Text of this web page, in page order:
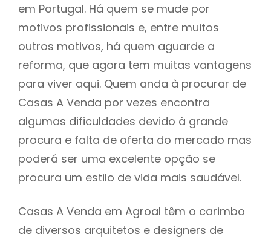
em Portugal. Há quem se mude por
motivos profissionais e, entre muitos
outros motivos, há quem aguarde a
reforma, que agora tem muitas vantagens
para viver aqui. Quem anda à procurar de
Casas A Venda por vezes encontra
algumas dificuldades devido à grande
procura e falta de oferta do mercado mas
poderá ser uma excelente opção se
procura um estilo de vida mais saudável.
Casas A Venda em Agroal têm o carimbo
de diversos arquitetos e designers de